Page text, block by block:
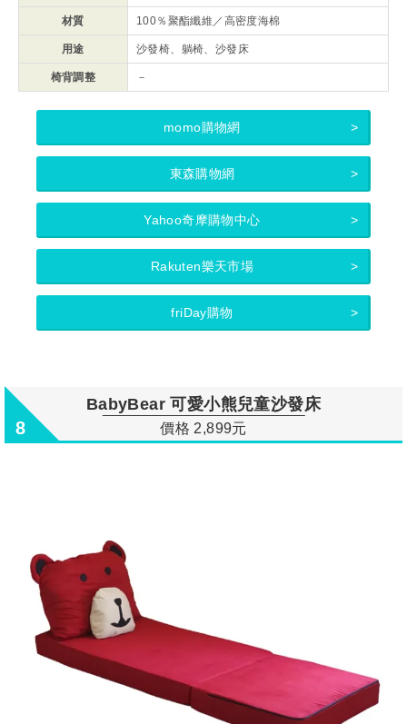
材質 100％聚酯纖維／高密度海棉
用途 沙發椅、躺椅、沙發床
椅背調整 －
momo購物網
東森購物網
Yahoo奇摩購物中心
Rakuten樂天市場
friDay購物
8
BabyBear 可愛小熊兒童沙發床
價格 2,899元